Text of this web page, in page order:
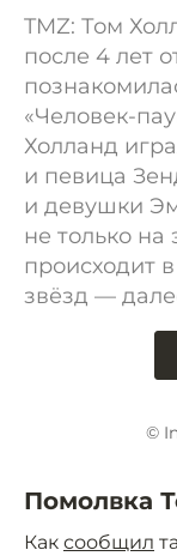
TMZ: Том
после 4 лет
«Человек-
Холланд
и певица
и девушки
не только на
происходит
звёзд —
©
Помолвка
Как сообщил